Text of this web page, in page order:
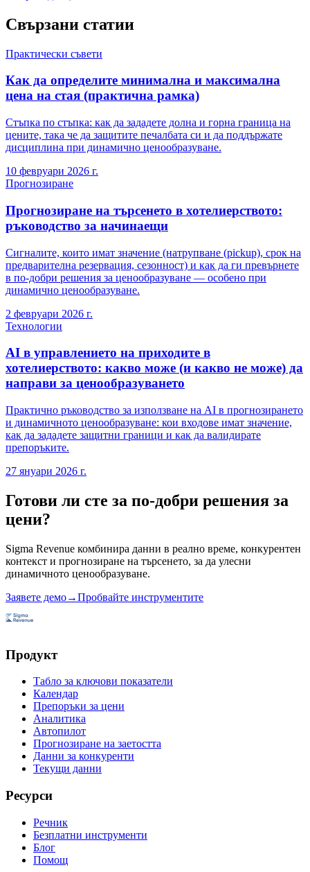
Свързани статии
Практически съвети
Как да определите минимална и максимална
цена на стая (практична рамка)
Стъпка по стъпка: как да зададете долна и горна граница на
цените, така че да защитите печалбата си и да поддържате
дисциплина при динамично ценообразуване.
10 февруари 2026 г.
Прогнозиране
Прогнозиране на търсенето в хотелиерството:
ръководство за начинаещи
Сигналите, които имат значение (натрупване (pickup), срок на
предварителна резервация, сезонност) и как да ги превърнете
в по-добри решения за ценообразуване — особено при
динамично ценообразуване.
2 февруари 2026 г.
Технологии
AI в управлението на приходите в
хотелиерството: какво може (и какво не може) да
направи за ценообразуването
Практично ръководство за използване на AI в прогнозирането
и динамичното ценообразуване: кои входове имат значение,
как да зададете защитни граници и как да валидирате
препоръките.
27 януари 2026 г.
Готови ли сте за по-добри решения за
цени?
Sigma Revenue комбинира данни в реално време, конкурентен
контекст и прогнозиране на търсенето, за да улесни
динамичното ценообразуване.
Заявете демо→Пробвайте инструментите
Продукт
Табло за ключови показатели
Календар
Препоръки за цени
Аналитика
Автопилот
Прогнозиране на заетостта
Данни за конкуренти
Текущи данни
Ресурси
Речник
Безплатни инструменти
Блог
Помощ